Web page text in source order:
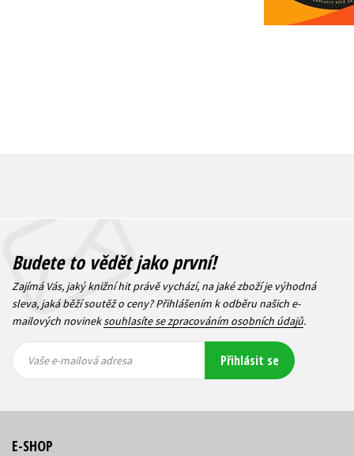
Budete to vědět jako první!
Zajímá Vás, jaký knižní hit právě vychází, na jaké zboží je výhodná
sleva, jaká běží soutěž o ceny? Přihlášením k odběru našich e-
mailových novineksouhlasíte se zpracováním osobních údajů.
mailová
mailová
Vaše e-mailová adresa Přihlásit se
E-SHOP